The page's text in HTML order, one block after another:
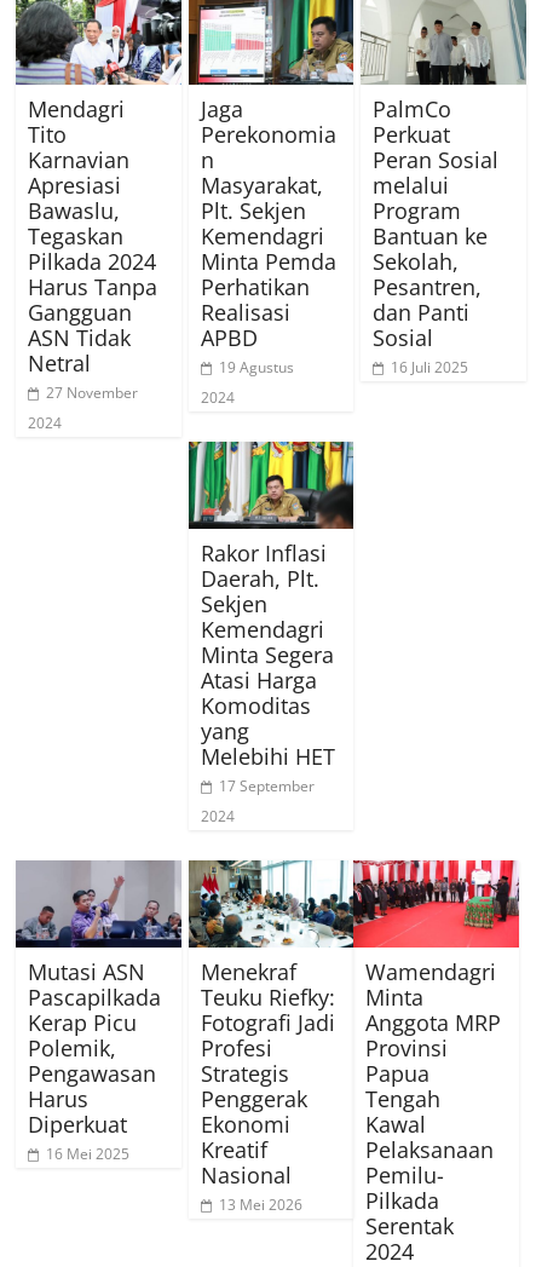
Mendagri
Tito
Karnavian
Apresiasi
Bawaslu,
Tegaskan
Pilkada 2024
Harus Tanpa
Gangguan
ASN Tidak
Netral
27 November
2024
Jaga
Perekonomia
n
Masyarakat,
Plt. Sekjen
Kemendagri
Minta Pemda
Perhatikan
Realisasi
APBD
19 Agustus
2024
PalmCo
Perkuat
Peran Sosial
melalui
Program
Bantuan ke
Sekolah,
Pesantren,
dan Panti
Sosial
16 Juli 2025
Rakor Inflasi
Daerah, Plt.
Sekjen
Kemendagri
Minta Segera
Atasi Harga
Komoditas
yang
Melebihi HET
17 September
2024
Mutasi ASN
Pascapilkada
Kerap Picu
Polemik,
Pengawasan
Harus
Diperkuat
16 Mei 2025
Menekraf
Teuku Riefky:
Fotografi Jadi
Profesi
Strategis
Penggerak
Ekonomi
Kreatif
Nasional
13 Mei 2026
Wamendagri
Minta
Anggota MRP
Provinsi
Papua
Tengah
Kawal
Pelaksanaan
Pemilu-
Pilkada
Serentak
2024